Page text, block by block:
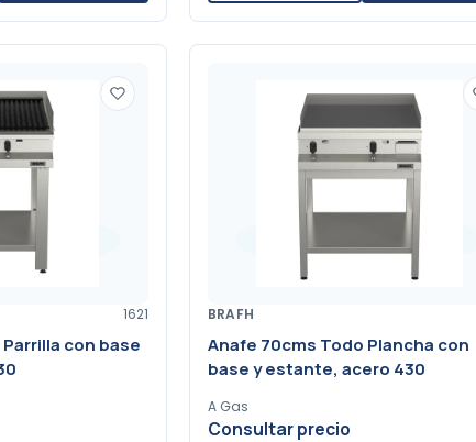
1621
con base
BRAFH
Anafe 70cms Todo Plancha con
base y estante, acero 430
A Gas
Consultar precio